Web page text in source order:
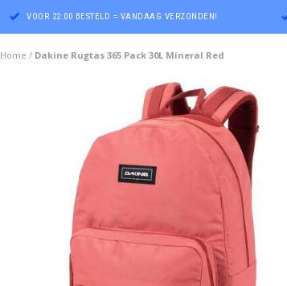
VOOR 22:00 BESTELD = VANDAAG VERZONDEN!
Home / Dakine Rugtas 365 Pack 30L Mineral Red